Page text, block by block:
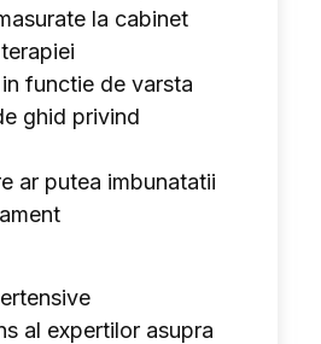
la cabinet
functie de varsta
ghid privind
ar putea imbunatatii
al expertilor asupra